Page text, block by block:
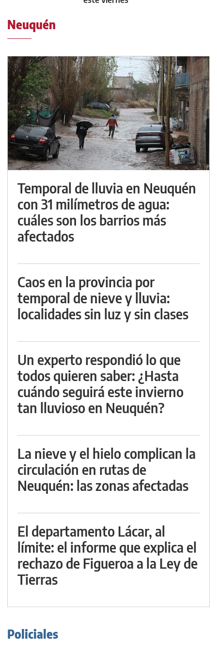
Neuquén
Temporal de lluvia en Neuquén
con 31 milímetros de agua:
cuáles son los barrios más
afectados
Caos en la provincia por
temporal de nieve y lluvia:
localidades sin luz y sin clases
Un experto respondió lo que
todos quieren saber: ¿Hasta
cuándo seguirá este invierno
tan lluvioso en Neuquén?
La nieve y el hielo complican la
circulación en rutas de
Neuquén: las zonas afectadas
El departamento Lácar, al
límite: el informe que explica el
rechazo de Figueroa a la Ley de
Tierras
Policiales